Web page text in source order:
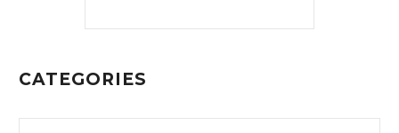
CATEGORIES